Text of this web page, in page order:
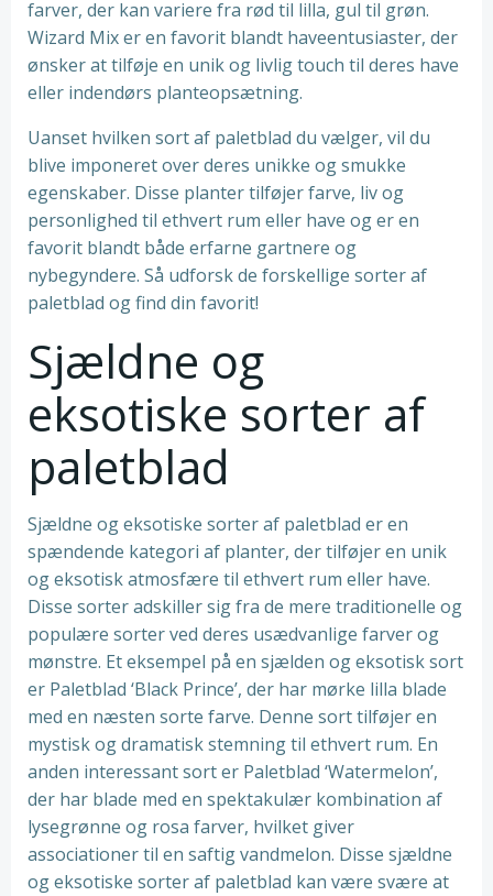
farver, der kan variere fra rød til lilla, gul til grøn.
Wizard Mix er en favorit blandt haveentusiaster, der
ønsker at tilføje en unik og livlig touch til deres have
eller indendørs planteopsætning.
Uanset hvilken sort af paletblad du vælger, vil du
blive imponeret over deres unikke og smukke
egenskaber. Disse planter tilføjer farve, liv og
personlighed til ethvert rum eller have og er en
favorit blandt både erfarne gartnere og
nybegyndere. Så udforsk de forskellige sorter af
paletblad og find din favorit!
Sjældne og
eksotiske sorter af
paletblad
Sjældne og eksotiske sorter af paletblad er en
spændende kategori af planter, der tilføjer en unik
og eksotisk atmosfære til ethvert rum eller have.
Disse sorter adskiller sig fra de mere traditionelle og
populære sorter ved deres usædvanlige farver og
mønstre. Et eksempel på en sjælden og eksotisk sort
er Paletblad ‘Black Prince’, der har mørke lilla blade
med en næsten sorte farve. Denne sort tilføjer en
mystisk og dramatisk stemning til ethvert rum. En
anden interessant sort er Paletblad ‘Watermelon’,
der har blade med en spektakulær kombination af
lysegrønne og rosa farver, hvilket giver
associationer til en saftig vandmelon. Disse sjældne
og eksotiske sorter af paletblad kan være svære at